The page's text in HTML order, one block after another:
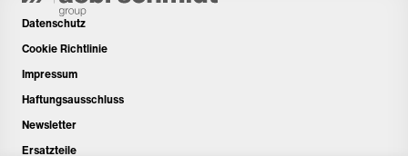
Datenschutz
Cookie Richtlinie
Impressum
Haftungsausschluss
Newsletter
Ersatzteile